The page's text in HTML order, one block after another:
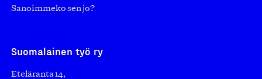
Sanoimmeko sen jo?
Suomalainen työ ry
Eteläranta 14,